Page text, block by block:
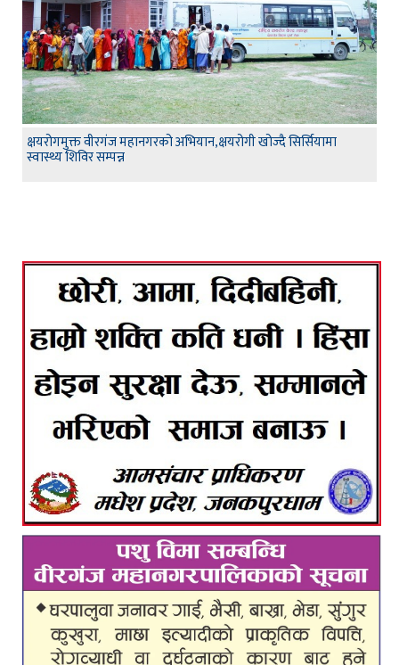
क्षयरोगमुक्त वीरगंज महानगरको अभियान,क्षयरोगी खोज्दै सिर्सियामा
स्वास्थ्य शिविर सम्पन्न